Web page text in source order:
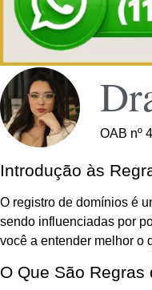
OAB nº
Introdução às
O registro de domínios é
sendo influenciadas por
você a entender melhor o
O Que São